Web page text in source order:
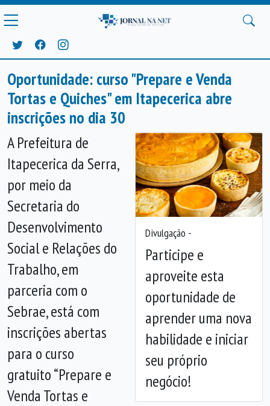
Oportunidade: curso "Prepare e Venda
Tortas e Quiches" em Itapecerica abre
inscrições no dia 30
Divulgação -
Participe e
aproveite esta
oportunidade de
aprender uma nova
habilidade e iniciar
seu próprio
negócio!
Anterior
A Prefeitura de
Itapecerica da Serra,
por meio da
Secretaria do
Desenvolvimento
Social e Relações do
Trabalho, em
parceria com o
Sebrae, está com
inscrições abertas
para o curso
gratuito “Prepare e
Venda Tortas e